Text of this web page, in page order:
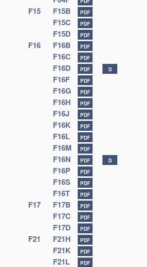
F15 F15B PDF
F15C PDF
F15D PDF
F16 F16B PDF
F16C PDF
F16D PDF D
F16F PDF
F16G PDF
F16H PDF
F16J PDF
F16K PDF
F16L PDF
F16M PDF
F16N PDF D
F16P PDF
F16S PDF
F16T PDF
F17 F17B PDF
F17C PDF
F17D PDF
F21 F21H PDF
F21K PDF
F21L PDF